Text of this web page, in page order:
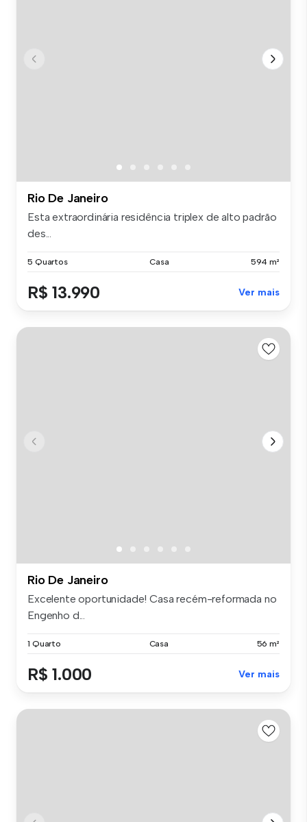
Rio De Janeiro
Esta extraordinária residência triplex de alto padrão
des...
5 Quartos Casa 594 m²
R$ 13.990 Ver mais
Rio De Janeiro
Excelente oportunidade! Casa recém-reformada no
Engenho d...
1 Quarto Casa 56 m²
R$ 1.000 Ver mais